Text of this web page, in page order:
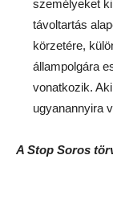
személyeket
távoltartás
körzetére,
állampolgára
vonatkozik.
ugyanannyira
A Stop Soros